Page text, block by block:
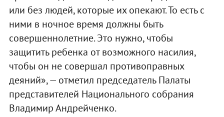
или без людей, которые их опекают. То есть с
ними в ночное время должны быть
совершеннолетние. Это нужно, чтобы
защитить ребенка от возможного насилия,
чтобы он не совершал противоправных
деяний», — отметил председатель Палаты
представителей Национального собрания
Владимир Андрейченко.